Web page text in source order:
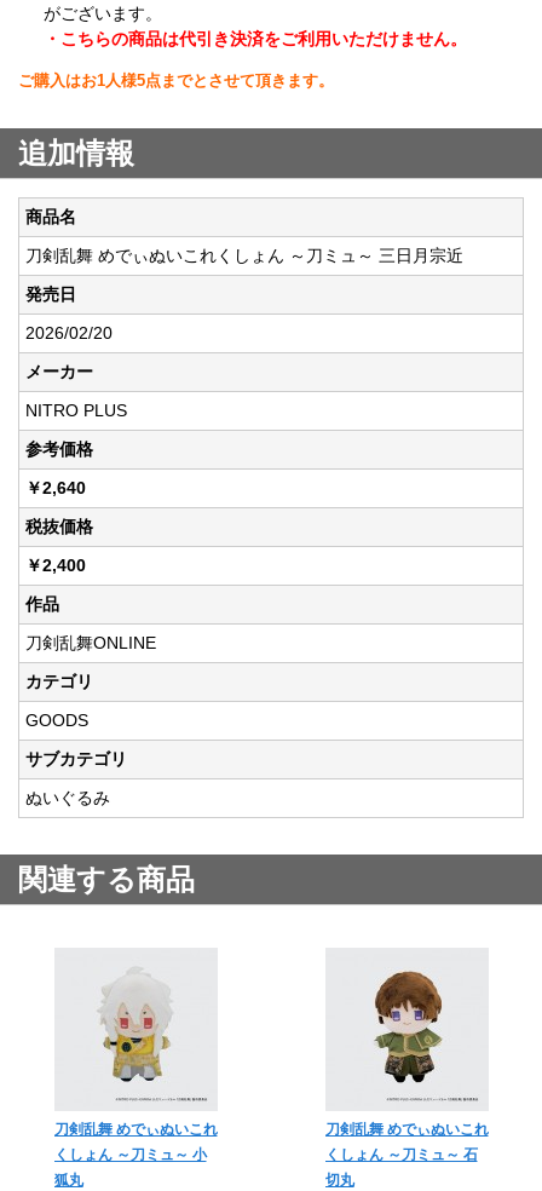
がございます。
・こちらの商品は代引き決済をご利用いただけません。
ご購入はお1人様5点までとさせて頂きます。
追加情報
商品名
刀剣乱舞 めでぃぬいこれくしょん ～刀ミュ～ 三日月宗近
発売日
2026/02/20
メーカー
NITRO PLUS
参考価格
￥2,640
税抜価格
￥2,400
作品
刀剣乱舞ONLINE
カテゴリ
GOODS
サブカテゴリ
ぬいぐるみ
関連する商品
刀剣乱舞 めでぃぬいこれ
くしょん ～刀ミュ～ 小
狐丸
刀剣乱舞 めでぃぬいこれ
くしょん ～刀ミュ～ 石
切丸